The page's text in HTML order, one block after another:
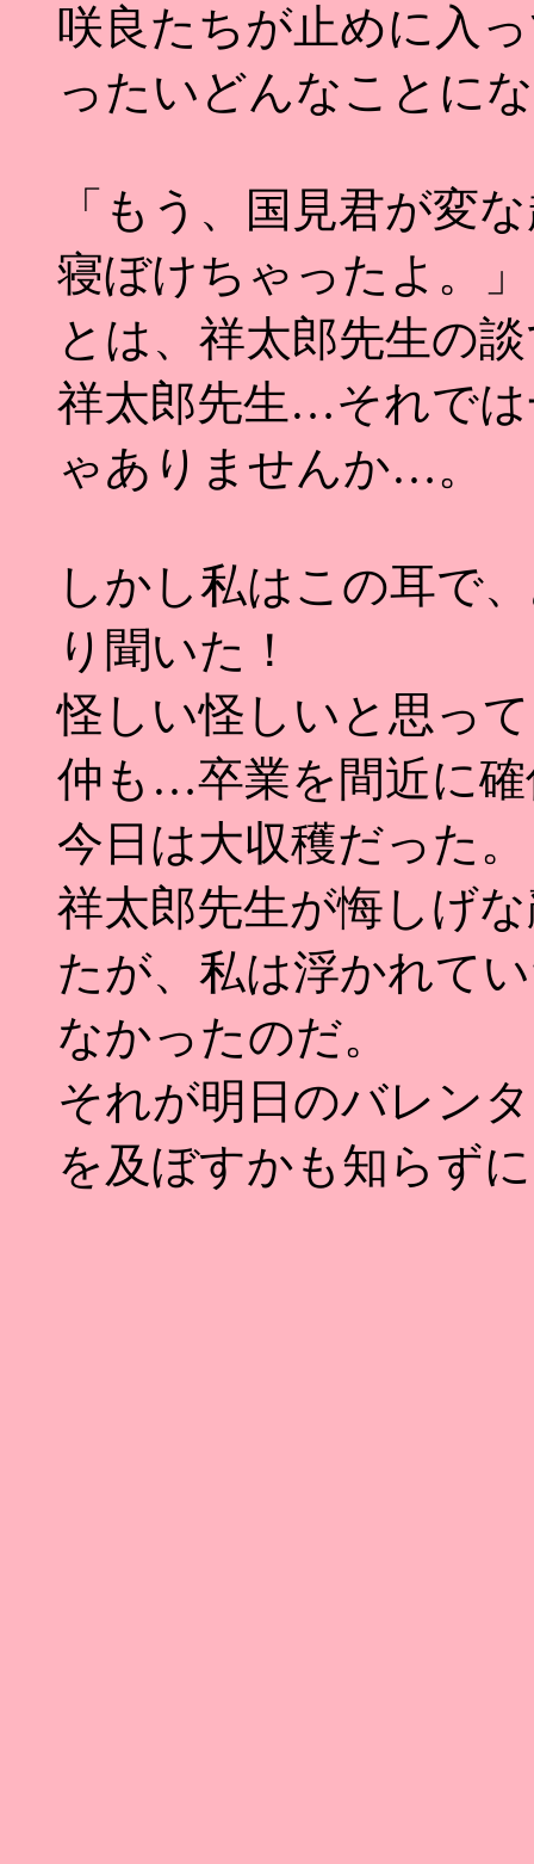
咲良たちが止めに入
ったいどんなことに
「もう、国見君が変
寝ぼけちゃったよ。」
とは、祥太郎先生の
祥太郎先生…それで
ゃありませんか…。
しかし私はこの耳で
り聞いた！
怪しい怪しいと思っ
仲も…卒業を間近に
今日は大収穫だった。
祥太郎先生が悔しげ
たが、私は浮かれて
なかったのだ。
それが明日のバレン
を及ぼすかも知らず